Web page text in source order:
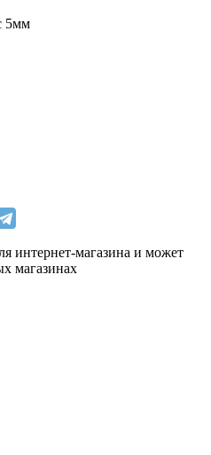
5мм
интернет-магазина и может
магазинах